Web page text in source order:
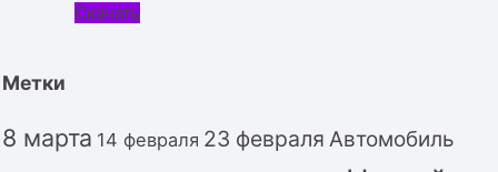
Скачать
Метки
8 марта 14 февраля 23 февраля Автомобиль